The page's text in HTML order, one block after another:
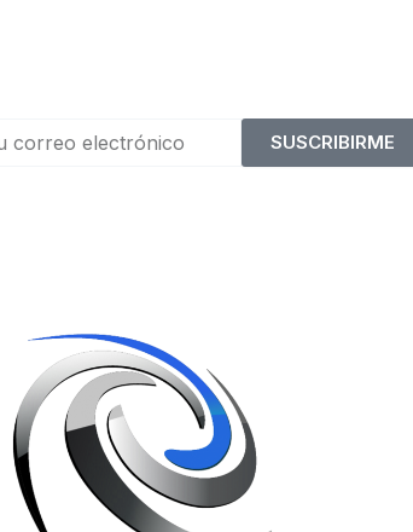
SUSCRIBIRME